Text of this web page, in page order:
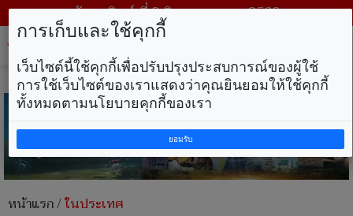
วันอาทิตย์ ที่ 9 สิงหาคม พ.ศ. 2569
หน้าแรก/ในประเทศ
การเก็บและใช้คุกกี้
เว็บไซต์นี้ใช้คุกกี้เพื่อปรับปรุงประสบการณ์ของผู้ใช้
การใช้เว็บไซต์ของเราแสดงว่าคุณยินยอมให้ใช้คุกกี้
ทั้งหมดตามนโยบายคุกกี้ของเรา
ยอมรับ